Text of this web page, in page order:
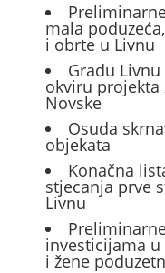
mala
i obrte u Livnu
Gradu
okviru projekta
Novske
Osuda
objekata
Konačna
stjecanja prve
Livnu
investicijama
i žene